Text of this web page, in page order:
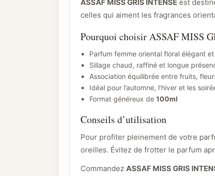
ASSAF MISS GRIS INTENSE est
celles qui aiment les fragrances
Pourquoi choisir ASSAF MISS
Parfum femme oriental floral élégant
Sillage chaud, raffiné et longue
Association équilibrée entre fruits,
Idéal pour l’automne, l’hiver et les
Format généreux de 100ml
Conseils d’utilisation
Pour profiter pleinement de votre
oreilles. Évitez de frotter le parfum
Commandez ASSAF MISS GRIS